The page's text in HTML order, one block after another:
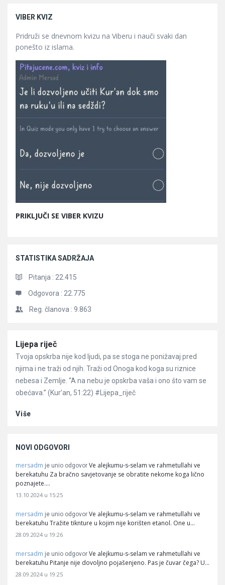
VIBER KVIZ
Pridruži se dnevnom kvizu na Viberu i nauči svaki dan
ponešto iz islama.
PRIKLJUČI SE VIBER KVIZU
STATISTIKA SADRŽAJA
Pitanja : 22.415
Odgovora : 22.775
Reg. članova : 9.863
Članci
Lijepa riječ
Tvoja opskrba nije kod ljudi, pa se stoga ne ponižavaj pred
njima i ne traži od njih. Traži od Onoga kod koga su riznice
nebesa i Zemlje. “A na nebu je opskrba vaša i ono što vam se
obećava.” (Kur’an, 51:22) #Lijepa_riječ
Više
NOVI ODGOVORI
mersadm je unio odgovor Ve alejkumu-s-selam ve rahmetullahi ve
berekatuhu Za bračno savjetovanje se obratite nekome koga lično
poznajete.…
13.10.2024 u 15:25
mersadm je unio odgovor Ve alejkumu-s-selam ve rahmetullahi ve
berekatuhu Tražite tiknture u kojim nije korišten etanol. One u…
28.09.2024 u 19:26
mersadm je unio odgovor Ve alejkumu-s-selam ve rahmetullahi ve
berekatuhu Pitanje nije dovoljno pojašenjeno. Pas je čuvar čega? U…
28.09.2024 u 19:25